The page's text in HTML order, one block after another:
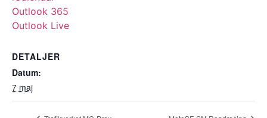
Outlook 365
Outlook Live
DETALJER
Datum:
7 maj